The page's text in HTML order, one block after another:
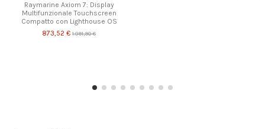
Raymarine Axiom 7: Display
Multifunzionale Touchscreen
Compatto con Lighthouse OS
873,52 € 1.091,90 €